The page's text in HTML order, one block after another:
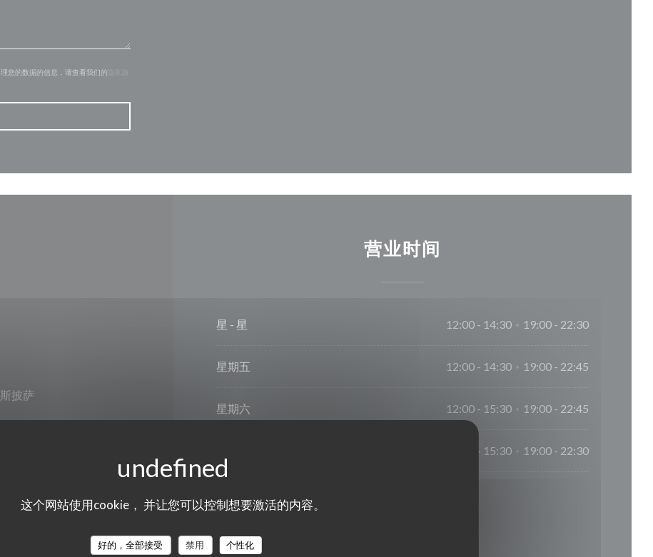
这个网站使用cookie， 并让您可以控制想要激活的内容。
好的，全部接受 禁用
个性化
您的数据的信息，请查看我们的
披萨
记卡
营业时间
星 - 星 12:00 - 14:30 19:00 - 22:30
星期五 12:00 - 14:30 19:00 - 22:45
星期六 12:00 - 15:30 19:00 - 22:45
12:00 - 15:30 19:00 - 22:30